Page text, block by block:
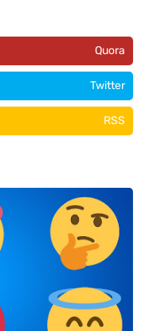
Quora
Twitter
RSS